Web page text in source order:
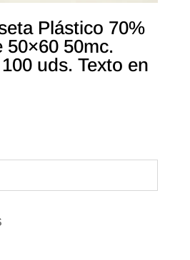
Plástico 70%
50×60 50mc.
uds. Texto en